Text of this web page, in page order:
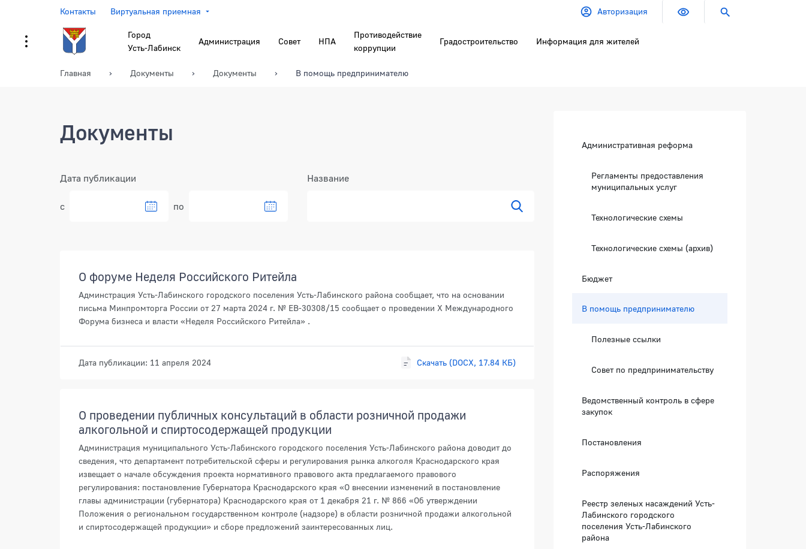
Контакты Виртуальная приемная Авторизация
Город
Усть-Лабинск
Администрация Совет НПА
Противодействие
коррупции
Градостроительство Информация для жителей
Главная Документы Документы В помощь предпринимателю
Документы
Фильтр
Дата публикации
с по
Название
О форуме Неделя Российского Ритейла
Админстрация Усть-Лабинского городского поселения Усть-Лабинского района сообщает, что на основании
письма Минпромторга России от 27 марта 2024 г. № ЕВ-30308/15 сообщает о проведении X Международного
Форума бизнеса и власти «Неделя Российского Ритейла» .
Дата публикации: 11 апреля 2024 Скачать (DOCX, 17.84 КБ)
О проведении публичных консультаций в области розничной продажи
алкогольной и спиртосодержащей продукции
Администрация муниципального Усть-Лабинского городского поселения Усть-Лабинского района доводит до
сведения, что департамент потребительской сферы и регулирования рынка алкоголя Краснодарского края
извещает о начале обсуждения проекта нормативного правового акта предлагаемого правового
регулирования: постановление Губернатора Краснодарского края «О внесении изменений в постановление
главы администрации (губернатора) Краснодарского края от 1 декабря 21 г. № 866 «Об утверждении
Положения о региональном государственном контроле (надзоре) в области розничной продажи алкогольной
и спиртосодержащей продукции» и сборе предложений заинтересованных лиц.
Административная реформа
Регламенты предоставления
муниципальных услуг
Технологические схемы
Технологические схемы (архив)
Бюджет
В помощь предпринимателю
Полезные ссылки
Совет по предпринимательству
Ведомственный контроль в сфере
закупок
Постановления
Распоряжения
Реестр зеленых насаждений Усть-
Лабинского городского
поселения Усть-Лабинского
района